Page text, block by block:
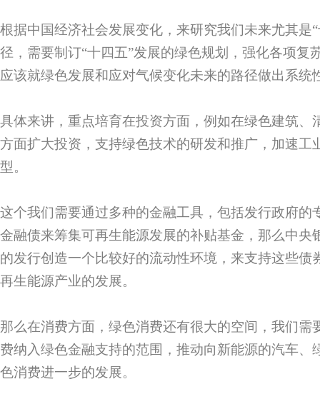
根据中国经济社会发展变化，来研究我们未来尤其是
径，需要制订“十四五”发展的绿色规划，强化各项复
应该就绿色发展和应对气候变化未来的路径做出系统
具体来讲，重点培育在投资方面，例如在绿色建筑、
方面扩大投资，支持绿色技术的研发和推广，加速工
型。
这个我们需要通过多种的金融工具，包括发行政府的
金融债来筹集可再生能源发展的补贴基金，那么中央
的发行创造一个比较好的流动性环境，来支持这些债
再生能源产业的发展。
那么在消费方面，绿色消费还有很大的空间，我们需
费纳入绿色金融支持的范围，推动向新能源的汽车、
色消费进一步的发展。